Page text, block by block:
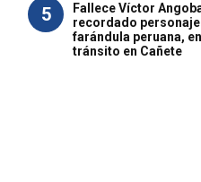
5
Fallece Víctor
recordado personaje
farándula peruana,
tránsito en Cañete